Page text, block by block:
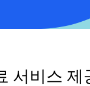
서비스 제